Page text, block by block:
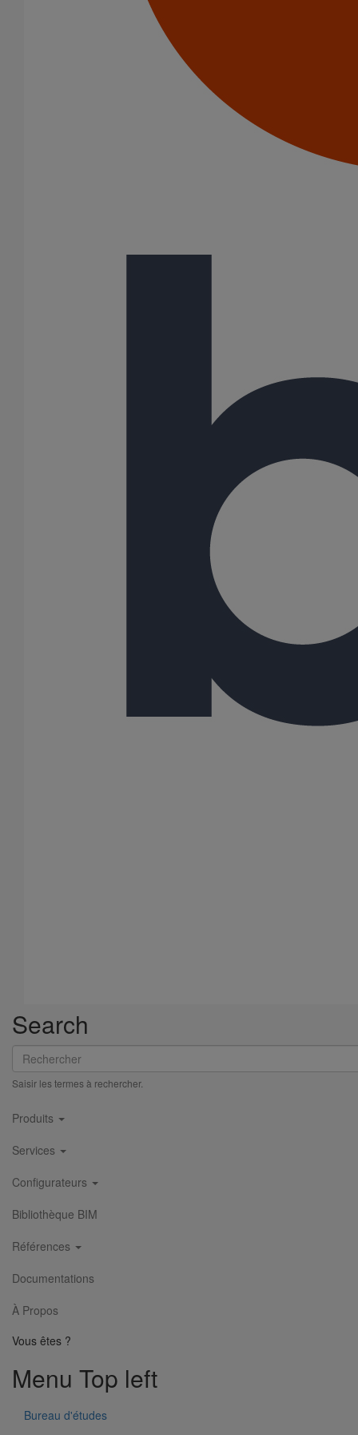
Search
Rechercher
Saisir les termes à rechercher.
Main
navigation
Produits
Services
Configurateurs
Bibliothèque BIM
Références
Documentations
À Propos
Vous êtes ?
Menu Top left
Bureau d'études